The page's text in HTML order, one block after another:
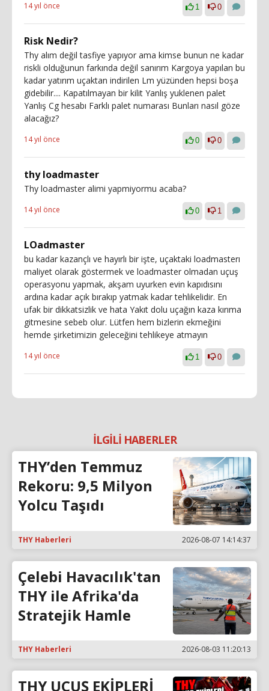
14 yıl önce 1 0
Risk Nedir?
Thy alım değil tasfiye yapıyor ama kimse bunun ne kadar
riskli olduğunun farkında değil sanırım Kargoya yapılan bu
kadar yatırım uçaktan indirilen Lm yüzünden hepsi boşa
gidebilir.... Kapatılmayan bir kilit Yanlış yuklenen palet
Yanlış Cg hesabı Farklı palet numarası Bunları nasıl göze
alacağız?
14 yıl önce 0 0
thy loadmaster
Thy loadmaster alimi yapmiyormu acaba?
14 yıl önce 0 1
LOadmaster
bu kadar kazançlı ve hayırlı bir işte, uçaktaki loadmasterı
maliyet olarak göstermek ve loadmaster olmadan uçuş
operasyonu yapmak, akşam uyurken evin kapıdısını
ardına kadar açık bırakıp yatmak kadar tehlikelidir. En
ufak bir dikkatsizlik ve hata Yakıt dolu uçağın kaza kırıma
gitmesine sebeb olur. Lütfen hem bizlerin ekmeğini
hemde şirketimizin geleceğini tehlikeye atmayın
14 yıl önce 1 0
İLGİLİ HABERLER
THY’den Temmuz
Rekoru: 9,5 Milyon
Yolcu Taşıdı
THY Haberleri 2026-08-07 14:14:37
Çelebi Havacılık'tan
THY ile Afrika'da
Stratejik Hamle
THY Haberleri 2026-08-03 11:20:13
THY UÇUŞ EKİPLERİ